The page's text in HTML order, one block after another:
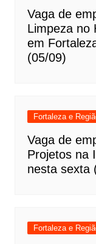
Vaga de
Limpeza no
em
(05/09)
Fortaleza e
Vaga de
Projetos na
nesta sexta
Fortaleza e